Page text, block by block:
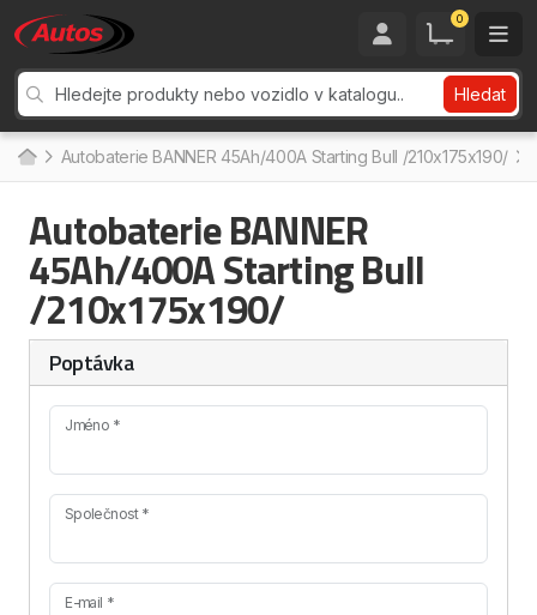
0
Hledat
Autobaterie BANNER 45Ah/400A Starting Bull /210x175x190/
Autobaterie BANNER
45Ah/400A Starting Bull
/210x175x190/
Poptávka
Jméno *
Společnost *
E-mail *